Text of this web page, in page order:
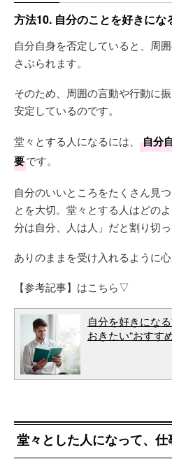
方法10. 自分のことを好きにな
自分自身を否定していると、周
さぶられます。
そのため、周囲の言動や行動に
安定しているのです。
堂々とする人になるには、
自分
要です。
自分のいいところをたくさん見
とを大切。堂々とする人はどの
分は自分、人は人」だと割り切っ
ありのままを受け入れるように心
【参考記事】はこちら▽
自分を好きにな
おきたい“おすす
堂々とした人になって、仕